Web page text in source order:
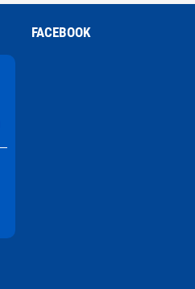
FACEBOOK